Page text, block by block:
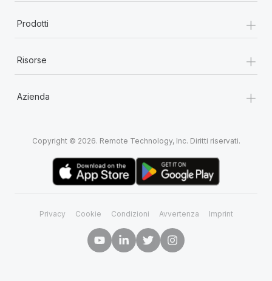
Prodotti +
Risorse +
Azienda +
Copyright © 2026. Remote Technology, Inc. Diritti riservati.
Privacy Cookie Condizioni Avvertenza Imprint